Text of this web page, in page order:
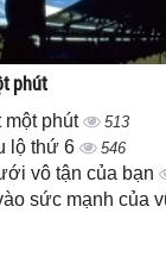
phút
một phút 513
lộ thứ 6 546
vô tận của bạn
sức mạnh của